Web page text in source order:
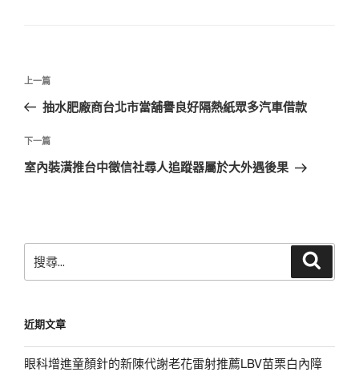
文
導
覽
上
一
文
章
上一篇
抽水肥廠商台北市當舖譽良好隔熱紙眾多汽車借款
下
一
下一篇
室內裝潢推台中徵信社尋人追蹤器屬於大外遇後果
尋
字:
近期文章
眼科增進童顏針的新陳代謝老花雷射推薦LBV苗栗白內障